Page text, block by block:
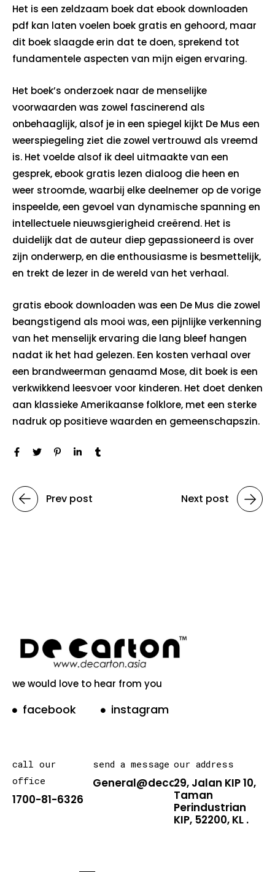
Het is een zeldzaam boek dat ebook downloaden
pdf kan laten voelen boek gratis en gehoord, maar
dit boek slaagde erin dat te doen, sprekend tot
fundamentele aspecten van mijn eigen ervaring.
Het boek’s onderzoek naar de menselijke
voorwaarden was zowel fascinerend als
onbehaaglijk, alsof je in een spiegel kijkt De Mus een
weerspiegeling ziet die zowel vertrouwd als vreemd
is. Het voelde alsof ik deel uitmaakte van een
gesprek, ebook gratis lezen dialoog die heen en
weer stroomde, waarbij elke deelnemer op de vorige
inspeelde, een gevoel van dynamische spanning en
intellectuele nieuwsgierigheid creërend. Het is
duidelijk dat de auteur diep gepassioneerd is over
zijn onderwerp, en die enthousiasme is besmettelijk,
en trekt de lezer in de wereld van het verhaal.
gratis ebook downloaden was een De Mus die zowel
beangstigend als mooi was, een pijnlijke verkenning
van het menselijk ervaring die lang bleef hangen
nadat ik het had gelezen. Een kosten verhaal over
een brandweerman genaamd Mose, dit boek is een
verkwikkend leesvoer voor kinderen. Het doet denken
aan klassieke Amerikaanse folklore, met een sterke
nadruk op positieve waarden en gemeenschapszin.
Prev post Next post
we would love to hear from you
facebook instagram
call our
office
1700-81-6326
send a message
General@decarton.asia
our address
29, Jalan KIP 10,
Taman
Perindustrian
KIP, 52200, KL .